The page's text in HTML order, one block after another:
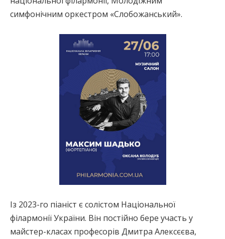
симфонічним оркестром «Слобожанський».
Із 2023-го піаніст є солістом Національної
філармонії України. Він постійно бере участь у
майстер-класах професорів Дмитра Алексєєва,